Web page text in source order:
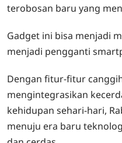
terobosan baru yang
Gadget ini bisa menjadi
menjadi pengganti
Dengan fitur-fitur
mengintegrasikan
kehidupan sehari-hari,
menuju era baru